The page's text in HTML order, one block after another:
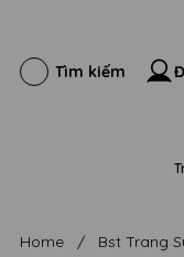
Tìm kiếm
Home / Bst Trang